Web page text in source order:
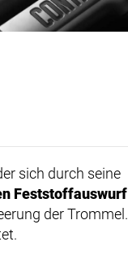
sich durch seine
Feststoffauswurf
der Trommel.